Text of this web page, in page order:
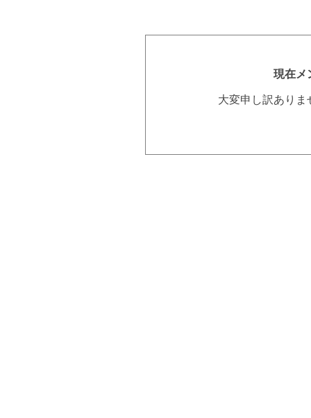
現在メ
大変申し訳あり